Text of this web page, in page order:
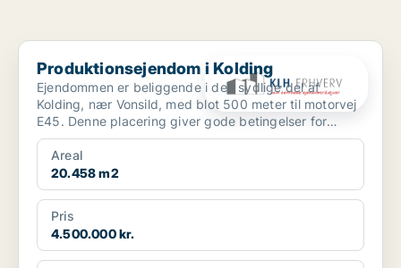
Produktionsejendom i Kolding
Produktionsejendom i Kolding
Ejendommen er beliggende i den sydlige del af
Kolding, nær Vonsild, med blot 500 meter til motorvej
E45. Denne placering giver gode betingelser for
erhvervsm...
Areal
20.458 m2
Pris
4.500.000 kr.